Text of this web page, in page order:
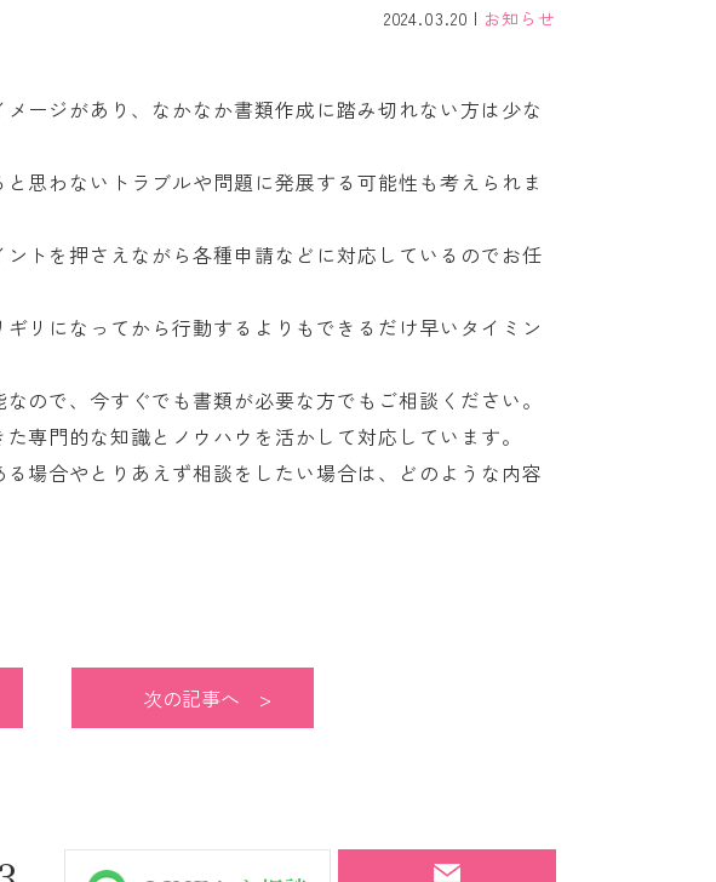
2024.03.20 お知らせ
ージがあり、なかなか書類作成に踏み切れない方は少な
思わないトラブルや問題に発展する可能性も考えられま
トを押さえながら各種申請などに対応しているのでお任
リになってから行動するよりもできるだけ早いタイミン
ので、今すぐでも書類が必要な方でもご相談ください。
専門的な知識とノウハウを活かして対応しています。
場合やとりあえず相談をしたい場合は、どのような内容
次の記事へ